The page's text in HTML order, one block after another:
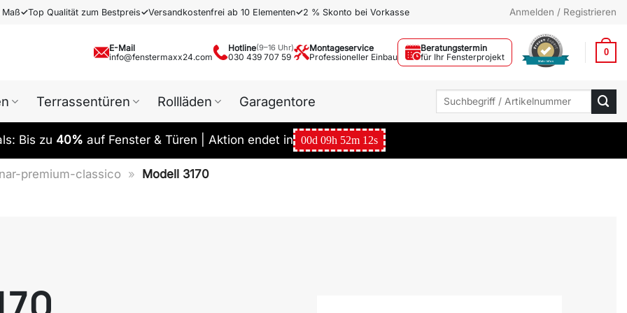
Maß✓Top Qualität zum Bestpreis✓Versandkostenfrei ab 10 Elementen✓2 % Skonto bei Vorkasse Anmelden / Registrieren
E-Mail
info@fenstermaxx24.com
Hotline(9–16 Uhr)
030 439 707 59
Montageservice
Professioneller Einbau
Beratungstermin
für Ihr Fensterprojekt
Mehr Infos
0
Terrassentüren Rollläden Garagentore
Suchen
Bis zu 40% auf Fenster & Türen | Aktion endet in 00d 09h 52m 11s
premium-classico » Modell 3170